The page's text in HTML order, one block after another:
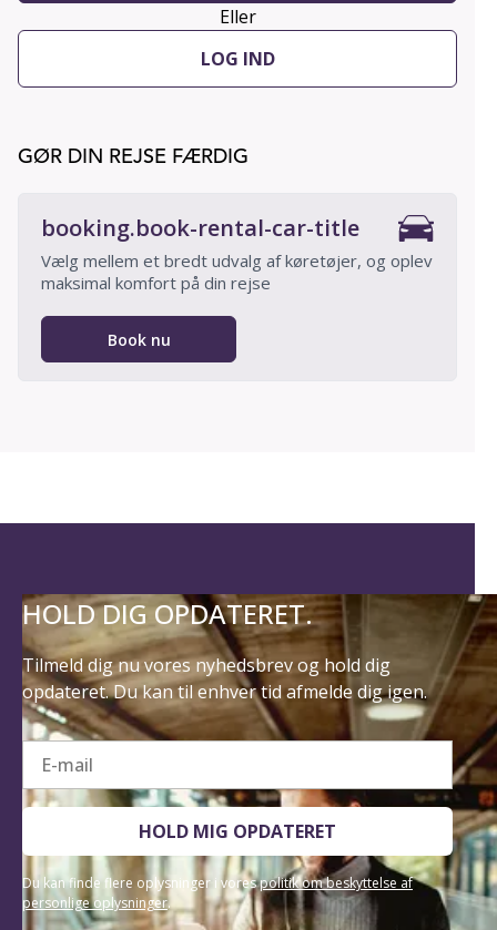
Eller
LOG IND
GØR DIN REJSE FÆRDIG
booking.book-rental-car-title
Vælg mellem et bredt udvalg af køretøjer, og oplev
maksimal komfort på din rejse
Book nu
HOLD DIG OPDATERET.
Tilmeld dig nu vores nyhedsbrev og hold dig
opdateret. Du kan til enhver tid afmelde dig igen.
E-mail
HOLD MIG OPDATERET
Du kan finde flere oplysninger i vorespolitik om beskyttelse af
personlige oplysninger.